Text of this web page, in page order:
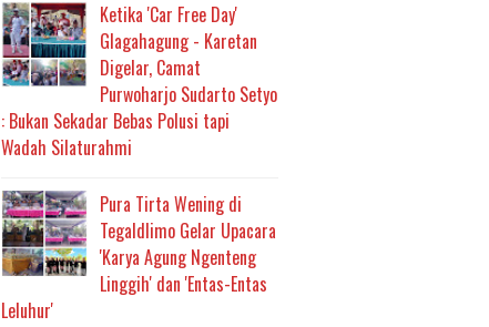
Ketika 'Car Free Day'
Glagahagung - Karetan
Digelar, Camat
Purwoharjo Sudarto Setyo
: Bukan Sekadar Bebas Polusi tapi
Wadah Silaturahmi
Pura Tirta Wening di
Tegaldlimo Gelar Upacara
'Karya Agung Ngenteng
Linggih' dan 'Entas-Entas
Leluhur'